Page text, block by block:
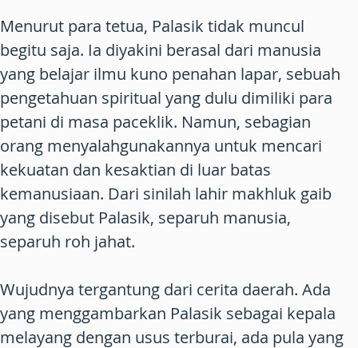
Menurut para tetua, Palasik tidak muncul
begitu saja. Ia diyakini berasal dari manusia
yang belajar ilmu kuno penahan lapar, sebuah
pengetahuan spiritual yang dulu dimiliki para
petani di masa paceklik. Namun, sebagian
orang menyalahgunakannya untuk mencari
kekuatan dan kesaktian di luar batas
kemanusiaan. Dari sinilah lahir makhluk gaib
yang disebut Palasik, separuh manusia,
separuh roh jahat.
Wujudnya tergantung dari cerita daerah. Ada
yang menggambarkan Palasik sebagai kepala
melayang dengan usus terburai, ada pula yang